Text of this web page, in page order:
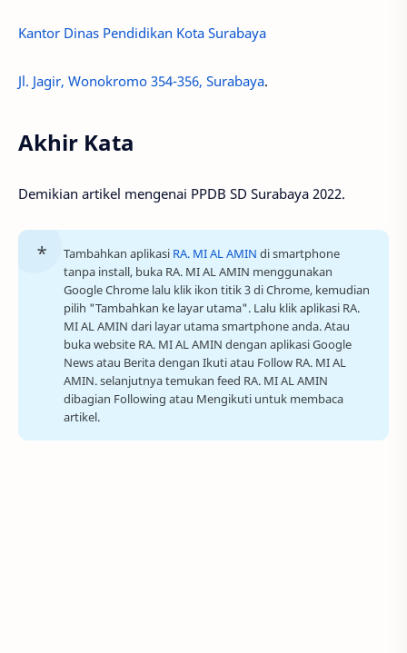
Kantor Dinas Pendidikan Kota Surabaya
Jl. Jagir, Wonokromo 354-356, Surabaya.
Akhir Kata
Demikian artikel mengenai PPDB SD Surabaya 2022.
Tambahkan aplikasi RA. MI AL AMIN di smartphone
tanpa install, buka RA. MI AL AMIN menggunakan
Google Chrome lalu klik ikon titik 3 di Chrome, kemudian
pilih "Tambahkan ke layar utama". Lalu klik aplikasi RA.
MI AL AMIN dari layar utama smartphone anda. Atau
buka website RA. MI AL AMIN dengan aplikasi Google
News atau Berita dengan Ikuti atau Follow RA. MI AL
AMIN. selanjutnya temukan feed RA. MI AL AMIN
dibagian Following atau Mengikuti untuk membaca
artikel.